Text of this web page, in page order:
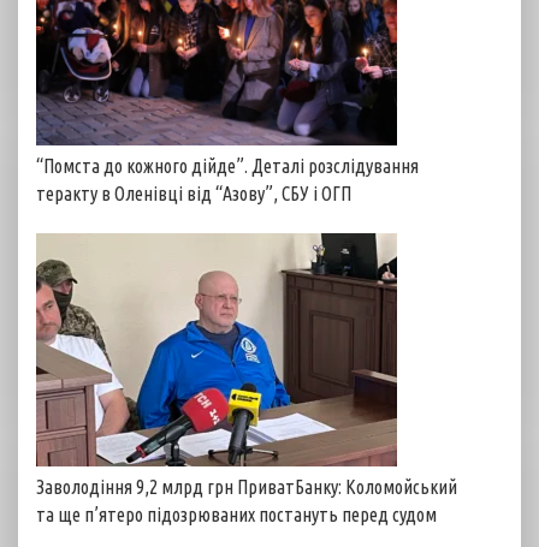
“Помста до кожного дійде”. Деталі розслідування
теракту в Оленівці від “Азову”, СБУ і ОГП
Заволодіння 9,2 млрд грн ПриватБанку: Коломойський
та ще п’ятеро підозрюваних постануть перед судом